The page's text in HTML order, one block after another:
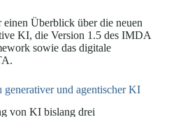
Überblick über die neuen
KI, die Version 1.5 des IMDA
sowie das digitale
und agentischer KI
von KI bislang drei